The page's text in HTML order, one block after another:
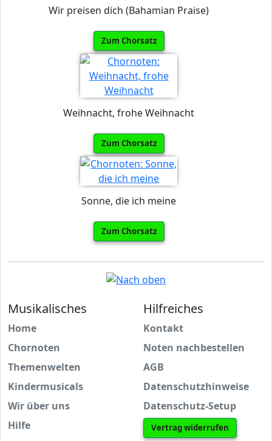
Wir preisen dich (Bahamian Praise)
Zum Chorsatz
Weihnacht, frohe Weihnacht
Zum Chorsatz
Sonne, die ich meine
Zum Chorsatz
Musikalisches
Home
Chornoten
Themenwelten
Kindermusicals
Wir über uns
Hilfe
Hilfreiches
Kontakt
Noten nachbestellen
AGB
Datenschutzhinweise
Datenschutz-Setup
Vertrag widerrufen